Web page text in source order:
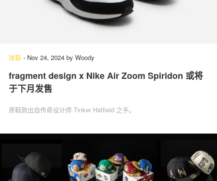
球鞋 - Nov 24, 2024 by Woody
fragment design x Nike Air Zoom Spiridon 或将
于下月发售
原鞋款出自传奇设计师 Tinker Hatfield 之手。